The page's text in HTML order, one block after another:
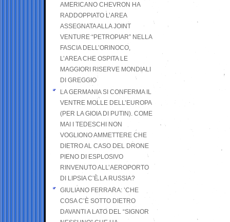
AMERICANO CHEVRON HA
RADDOPPIATO L’AREA
ASSEGNATA ALLA JOINT
VENTURE “PETROPIAR” NELLA
FASCIA DELL’ORINOCO,
L’AREA CHE OSPITA LE
MAGGIORI RISERVE MONDIALI
DI GREGGIO
LA GERMANIA SI CONFERMA IL
VENTRE MOLLE DELL’EUROPA
(PER LA GIOIA DI PUTIN). COME
MAI I TEDESCHI NON
VOGLIONO AMMETTERE CHE
DIETRO AL CASO DEL DRONE
PIENO DI ESPLOSIVO
RINVENUTO ALL’AEROPORTO
DI LIPSIA C’È LA RUSSIA?
GIULIANO FERRARA: ’CHE
COSA C’È SOTTO DIETRO
DAVANTI A LATO DEL “SIGNOR